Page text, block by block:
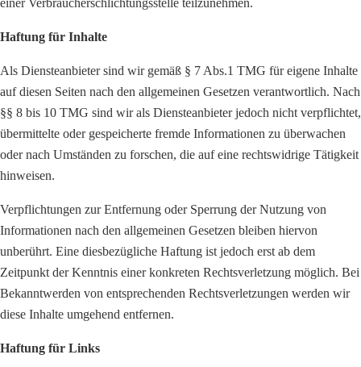
einer Verbraucherschlichtungsstelle teilzunehmen.
Haftung für Inhalte
Als Diensteanbieter sind wir gemäß § 7 Abs.1 TMG für eigene Inhalte
auf diesen Seiten nach den allgemeinen Gesetzen verantwortlich. Nach
§§ 8 bis 10 TMG sind wir als Diensteanbieter jedoch nicht verpflichtet,
übermittelte oder gespeicherte fremde Informationen zu überwachen
oder nach Umständen zu forschen, die auf eine rechtswidrige Tätigkeit
hinweisen.
Verpflichtungen zur Entfernung oder Sperrung der Nutzung von
Informationen nach den allgemeinen Gesetzen bleiben hiervon
unberührt. Eine diesbezügliche Haftung ist jedoch erst ab dem
Zeitpunkt der Kenntnis einer konkreten Rechtsverletzung möglich. Bei
Bekanntwerden von entsprechenden Rechtsverletzungen werden wir
diese Inhalte umgehend entfernen.
Haftung für Links